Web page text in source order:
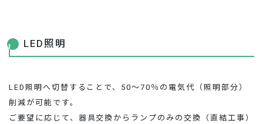
LED照明
LED照明へ切替することで、50～70％の電気代（照明部分）
削減が可能です。
ご要望に応じて、器具交換からランプのみの交換（直結工事）